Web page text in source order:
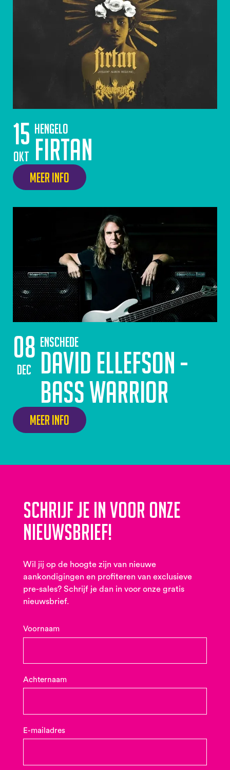
15
okt
Hengelo
Firtan
Meer info
08
dec
Enschede
David Ellefson -
Bass Warrior
Meer info
Schrijf je in voor onze
nieuwsbrief!
Wil jij op de hoogte zijn van nieuwe
aankondigingen en profiteren van exclusieve
pre-sales? Schrijf je dan in voor onze gratis
nieuwsbrief.
Voornaam
Achternaam
E-mailadres